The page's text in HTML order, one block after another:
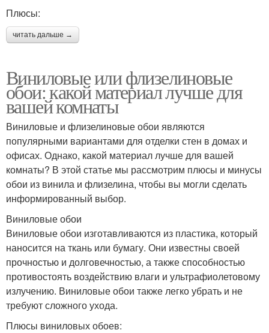
Плюсы:
читать дальше →
Виниловые или флизелиновые
обои: какой материал лучше для
вашей комнаты
Виниловые и флизелиновые обои являются
популярными вариантами для отделки стен в домах и
офисах. Однако, какой материал лучше для вашей
комнаты? В этой статье мы рассмотрим плюсы и минусы
обои из винила и флизелина, чтобы вы могли сделать
информированный выбор.
Виниловые обои
Виниловые обои изготавливаются из пластика, который
наносится на ткань или бумагу. Они известны своей
прочностью и долговечностью, а также способностью
противостоять воздействию влаги и ультрафиолетовому
излучению. Виниловые обои также легко убрать и не
требуют сложного ухода.
Плюсы виниловых обоев: